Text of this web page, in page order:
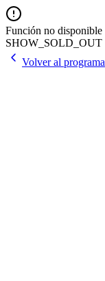
Función no disponible
SHOW_SOLD_OUT
Volver al programa